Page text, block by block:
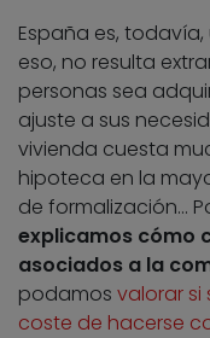
España es,
eso, no resulta
personas sea
ajuste a sus
vivienda cuesta
hipoteca en la
de formalización…
explicamos cómo
asociados a la
podamos valorar
coste de hacerse